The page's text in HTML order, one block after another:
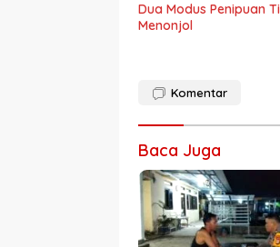
Dua Modus Penipuan
Menonjol
Komentar
Baca Juga